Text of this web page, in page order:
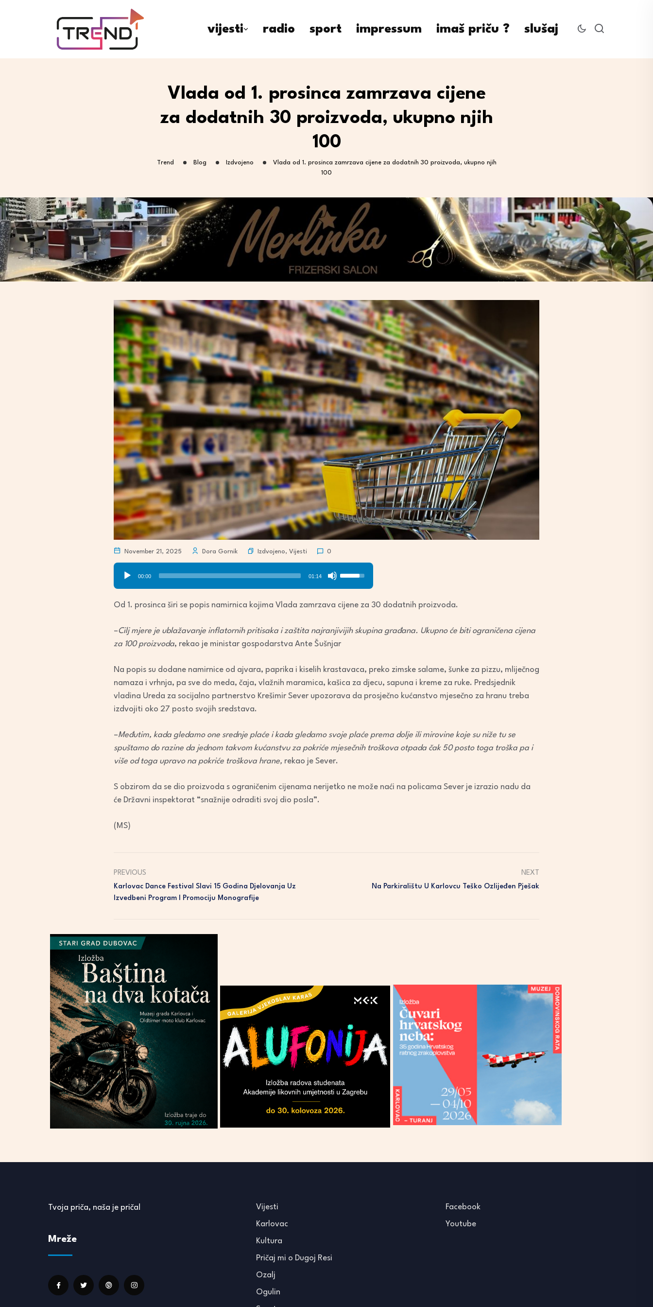
vijesti radio sport impressum imaš priču ? slušaj
Vlada od 1. prosinca zamrzava cijene
za dodatnih 30 proizvoda, ukupno njih
100
Trend Blog Izdvojeno
Vlada od 1. prosinca zamrzava cijene za dodatnih 30 proizvoda, ukupno njih
100
November 21, 2025 Dora Gornik Izdvojeno, Vijesti 0
Audio
Player
00:00 01:14
Use
Up/Down
keys
increase
volume.
Od 1. prosinca širi se popis namirnica kojima Vlada zamrzava cijene za 30 dodatnih proizvoda.
–Cilj mjere je ublažavanje inflatornih pritisaka i zaštita najranjivijih skupina građana. Ukupno će biti ograničena cijena
za 100 proizvoda, rekao je ministar gospodarstva Ante Šušnjar
Na popis su dodane namirnice od ajvara, paprika i kiselih krastavaca, preko zimske salame, šunke za pizzu, mliječnog
namaza i vrhnja, pa sve do meda, čaja, vlažnih maramica, kašica za djecu, sapuna i kreme za ruke. Predsjednik
vladina Ureda za socijalno partnerstvo Krešimir Sever upozorava da prosječno kućanstvo mjesečno za hranu treba
izdvojiti oko 27 posto svojih sredstava.
–Međutim, kada gledamo one srednje plaće i kada gledamo svoje plaće prema dolje ili mirovine koje su niže tu se
spuštamo do razine da jednom takvom kućanstvu za pokriće mjesečnih troškova otpada čak 50 posto toga troška pa i
više od toga upravo na pokriće troškova hrane, rekao je Sever.
S obzirom da se dio proizvoda s ograničenim cijenama nerijetko ne može naći na policama Sever je izrazio nadu da
će Državni inspektorat “snažnije odraditi svoj dio posla”.
(MS)
PREVIOUS
Karlovac Dance Festival Slavi 15 Godina Djelovanja Uz
Izvedbeni Program I Promociju Monografije
NEXT
Na Parkiralištu U Karlovcu Teško Ozlijeđen Pješak
Tvoja priča, naša je priča!
Mreže
Vijesti
Karlovac
Kultura
Pričaj mi o Dugoj Resi
Ozalj
Ogulin
Facebook
Youtube